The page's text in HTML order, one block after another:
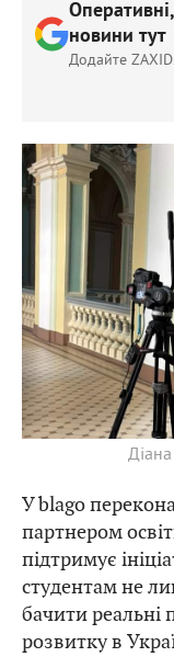
новини тут
Додайте
У blago
партнером
підтримує
студентам не
бачити реальні
розвитку в